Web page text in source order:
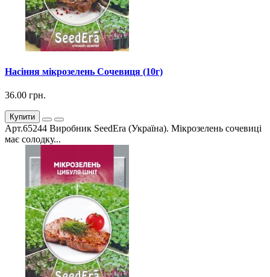
Насіння мікрозелень Сочевиця (10г)
36.00 грн.
Купити
Арт.65244 Виробник SeedEra (Україна). Мікрозелень сочевиці
має солодку...